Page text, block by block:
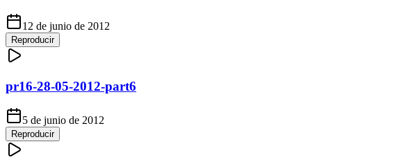
12 de junio de 2012
Reproducir
pr16-28-05-2012-part6
5 de junio de 2012
Reproducir